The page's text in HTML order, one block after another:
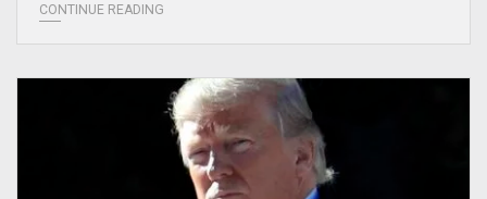
CONTINUE READING